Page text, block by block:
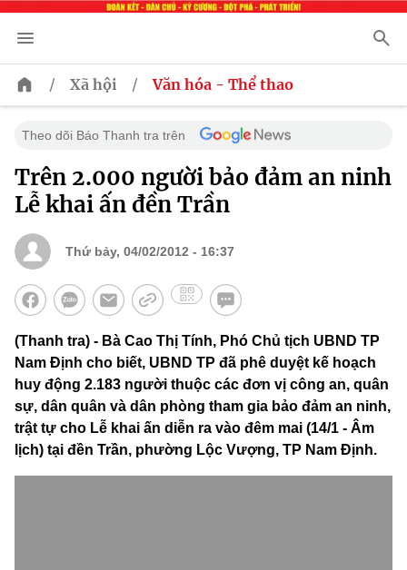
/ Xã hội / Văn hóa - Thể thao
Theo dõi Báo Thanh tra trên
Trên 2.000 người bảo đảm an ninh
Lễ khai ấn đền Trần
Thứ bảy, 04/02/2012 - 16:37
(Thanh tra) - Bà Cao Thị Tính, Phó Chủ tịch UBND TP
Nam Định cho biết, UBND TP đã phê duyệt kế hoạch
huy động 2.183 người thuộc các đơn vị công an, quân
sự, dân quân và dân phòng tham gia bảo đảm an ninh,
trật tự cho Lễ khai ấn diễn ra vào đêm mai (14/1 - Âm
lịch) tại đền Trần, phường Lộc Vượng, TP Nam Định.